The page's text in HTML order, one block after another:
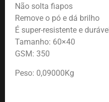
Não solta fiapos
Remove o pó e dá brilho
É super-resistente e durável
Tamanho: 60×40
GSM: 350
Peso: 0,09000Kg